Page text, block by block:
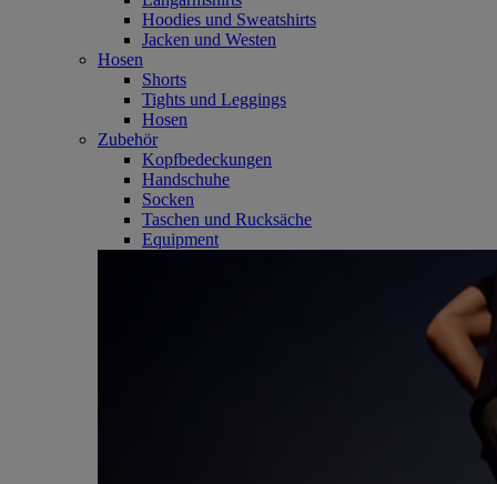
Hoodies und Sweatshirts
Jacken und Westen
Hosen
Shorts
Tights und Leggings
Hosen
Zubehör
Kopfbedeckungen
Handschuhe
Socken
Taschen und Rucksäche
Equipment